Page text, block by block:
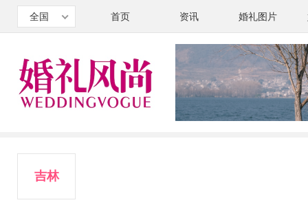
全国 首页 资讯 婚礼图片
吉林